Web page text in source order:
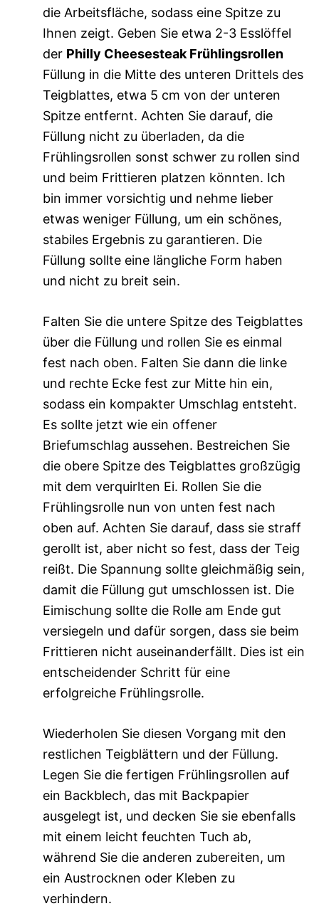
die Arbeitsfläche, sodass eine Spitze zu
Ihnen zeigt. Geben Sie etwa 2-3 Esslöffel
der Philly Cheesesteak Frühlingsrollen
Füllung in die Mitte des unteren Drittels des
Teigblattes, etwa 5 cm von der unteren
Spitze entfernt. Achten Sie darauf, die
Füllung nicht zu überladen, da die
Frühlingsrollen sonst schwer zu rollen sind
und beim Frittieren platzen könnten. Ich
bin immer vorsichtig und nehme lieber
etwas weniger Füllung, um ein schönes,
stabiles Ergebnis zu garantieren. Die
Füllung sollte eine längliche Form haben
und nicht zu breit sein.
Falten Sie die untere Spitze des Teigblattes
über die Füllung und rollen Sie es einmal
fest nach oben. Falten Sie dann die linke
und rechte Ecke fest zur Mitte hin ein,
sodass ein kompakter Umschlag entsteht.
Es sollte jetzt wie ein offener
Briefumschlag aussehen. Bestreichen Sie
die obere Spitze des Teigblattes großzügig
mit dem verquirlten Ei. Rollen Sie die
Frühlingsrolle nun von unten fest nach
oben auf. Achten Sie darauf, dass sie straff
gerollt ist, aber nicht so fest, dass der Teig
reißt. Die Spannung sollte gleichmäßig sein,
damit die Füllung gut umschlossen ist. Die
Eimischung sollte die Rolle am Ende gut
versiegeln und dafür sorgen, dass sie beim
Frittieren nicht auseinanderfällt. Dies ist ein
entscheidender Schritt für eine
erfolgreiche Frühlingsrolle.
Wiederholen Sie diesen Vorgang mit den
restlichen Teigblättern und der Füllung.
Legen Sie die fertigen Frühlingsrollen auf
ein Backblech, das mit Backpapier
ausgelegt ist, und decken Sie sie ebenfalls
mit einem leicht feuchten Tuch ab,
während Sie die anderen zubereiten, um
ein Austrocknen oder Kleben zu
verhindern.